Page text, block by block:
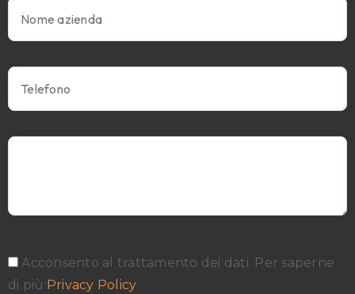
Acconsento al trattamento dei dati. Per saperne
di più: Privacy Policy